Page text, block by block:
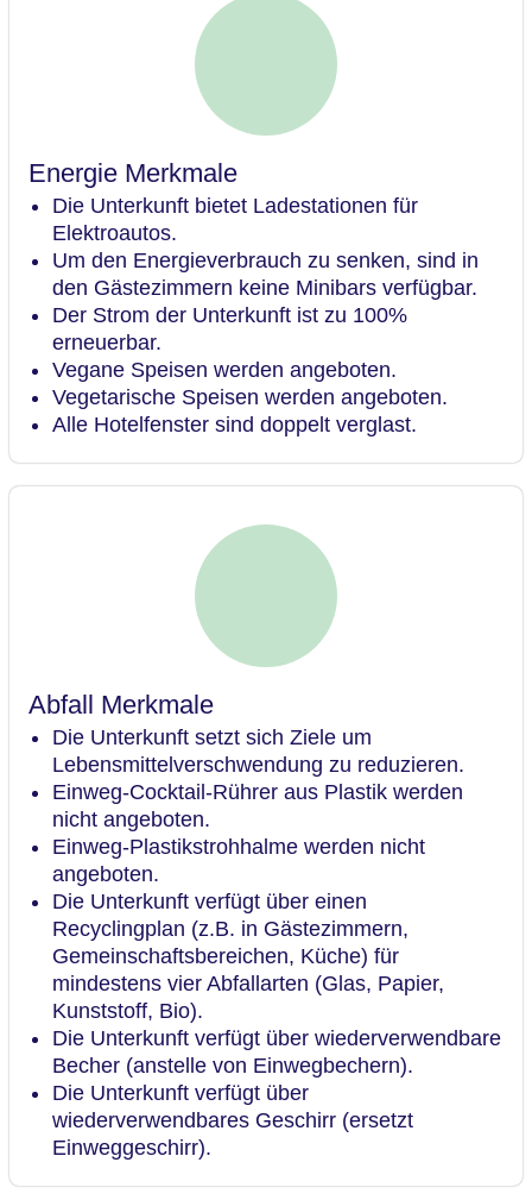
Energie Merkmale
Die Unterkunft bietet Ladestationen für
Elektroautos.
Um den Energieverbrauch zu senken, sind in
den Gästezimmern keine Minibars verfügbar.
Der Strom der Unterkunft ist zu 100%
erneuerbar.
Vegane Speisen werden angeboten.
Vegetarische Speisen werden angeboten.
Alle Hotelfenster sind doppelt verglast.
Abfall Merkmale
Die Unterkunft setzt sich Ziele um
Lebensmittelverschwendung zu reduzieren.
Einweg-Cocktail-Rührer aus Plastik werden
nicht angeboten.
Einweg-Plastikstrohhalme werden nicht
angeboten.
Die Unterkunft verfügt über einen
Recyclingplan (z.B. in Gästezimmern,
Gemeinschaftsbereichen, Küche) für
mindestens vier Abfallarten (Glas, Papier,
Kunststoff, Bio).
Die Unterkunft verfügt über wiederverwendbare
Becher (anstelle von Einwegbechern).
Die Unterkunft verfügt über
wiederverwendbares Geschirr (ersetzt
Einweggeschirr).